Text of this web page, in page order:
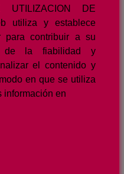
UTILIZACION DE
utiliza y establece
para contribuir a su
de la fiabilidad y
el contenido y
en que se utiliza
información en